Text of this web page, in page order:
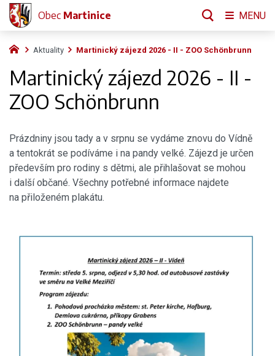
Aktuality Martinický zájezd 2026 - II - ZOO Schönbrunn
Martinický zájezd 2026 - II -
ZOO Schönbrunn
Prázdniny jsou tady a v srpnu se vydáme znovu do Vídně
a tentokrát se podíváme i na pandy velké. Zájezd je určen
především pro rodiny s dětmi, ale přihlašovat se mohou
i další občané. Všechny potřebné informace najdete
na přiloženém plakátu.
Obec Martinice MENU